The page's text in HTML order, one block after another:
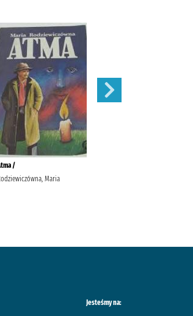
/
Maria
Jesteśmy na: